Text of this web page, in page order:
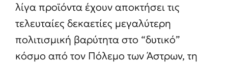
λίγα προϊόντα έχουν αποκτήσει τις
τελευταίες δεκαετίες μεγαλύτερη
πολιτισμική βαρύτητα στο “δυτικό”
κόσμο από τον Πόλεμο των Άστρων, τη